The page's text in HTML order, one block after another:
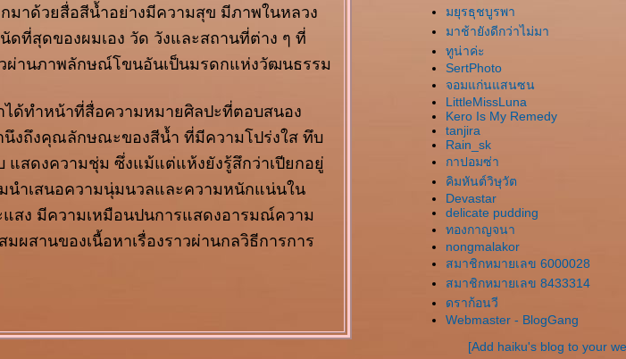
าด้วยสื่อสีน้ำอย่างมีความสุข มีภาพในหลวง
ดที่สุดของผมเอง วัด วังและสถานที่ต่าง ๆ ที่
วผ่านภาพลักษณ์โขนอันเป็นมรดกแห่งวัฒนธรรม
ด้ทำหน้าที่สื่อความหมายศิลปะที่ตอบสนอง
งถึงคุณลักษณะของสีน้ำ ที่มีความโปร่งใส ทึบ
สดงความชุ่ม ซึ่งแม้แต่แห้งยังรู้สึกว่าเปียกอยู่
ำเสนอความนุ่มนวลและความหนักแน่นใน
สง มีความเหมือนปนการแสดงอารมณ์ความ
ผสานของเนื้อหาเรื่องราวผ่านกลวิธีการการ
มยุรธุชบูรพา
มาช้ายังดีกว่าไม่มา
ทูน่าค่ะ
SertPhoto
จอมแก่นแสนซน
LittleMissLuna
Kero Is My Remedy
tanjira
Rain_sk
กาปอมซ่า
คิมหันต์วิษุวัต
Devastar
delicate pudding
ทองกาญจนา
nongmalakor
สมาชิกหมายเลข 6000028
สมาชิกหมายเลข 8433314
ดราก้อนวี
Webmaster - BlogGang
[Add haiku's blog to your